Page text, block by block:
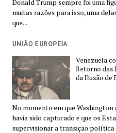
Donald Trump sempre foi uma
muitas razões para isso, uma
que...
UNIÃO EUROPEIA
Venezuela
Retorno das
da Ilusão de
No momento em que Washington
havia sido capturado e que os
supervisionar a transição política